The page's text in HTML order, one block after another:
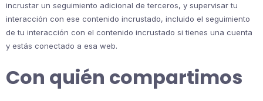
incrustar un seguimiento adicional de terceros, y supervisar tu
interacción con ese contenido incrustado, incluido el seguimiento
de tu interacción con el contenido incrustado si tienes una cuenta
y estás conectado a esa web.
Con quién compartimos